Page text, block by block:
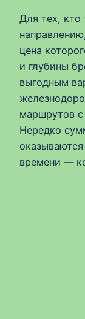
Для тех, кто
цена
и глубины
выгодным
маршрутов с
Нередко
времени —